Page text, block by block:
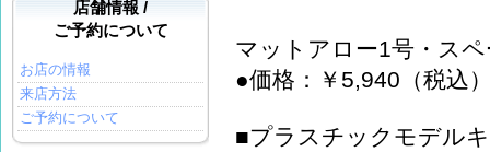
店舗情報 /
ご予約について
お店の情報
来店方法
ご予約について
マットアロー1号・ス
●価格：￥5,940（税込
■プラスチックモデル